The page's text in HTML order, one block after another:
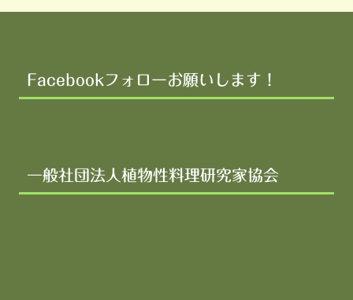
Facebookフォローお願いします！
一般社団法人植物性料理研究家協会